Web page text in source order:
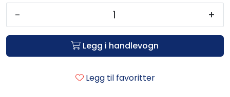
- +
Legg i handlevogn
Legg til favoritter